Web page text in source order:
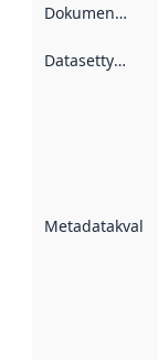
Dokumentasjon
Datasettype
Metadatakvalitet